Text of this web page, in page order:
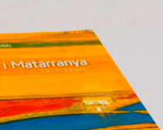
ODRIOZOLA
el hombre ·
Odriozola